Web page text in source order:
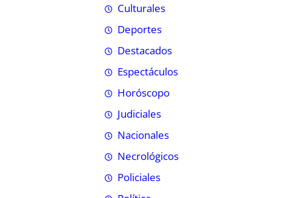
Culturales
Deportes
Destacados
Espectáculos
Horóscopo
Judiciales
Nacionales
Necrológicos
Policiales